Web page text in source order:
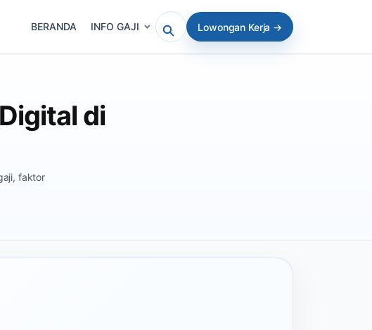
BERANDA INFO GAJI
Cari artikel atau lowongan
Lowongan Kerja →
di
faktor